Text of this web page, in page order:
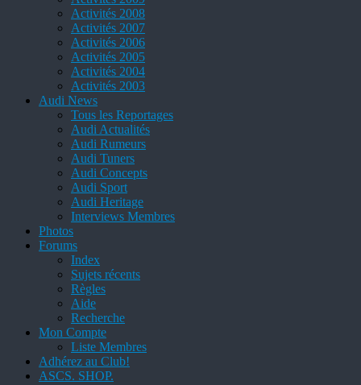
Activités 2008
Activités 2007
Activités 2006
Activités 2005
Activités 2004
Activités 2003
Audi News
Tous les Reportages
Audi Actualités
Audi Rumeurs
Audi Tuners
Audi Concepts
Audi Sport
Audi Heritage
Interviews Membres
Photos
Forums
Index
Sujets récents
Règles
Aide
Recherche
Mon Compte
Liste Membres
Adhérez au Club!
ASCS. SHOP.